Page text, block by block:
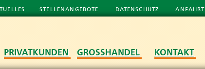
STELLENANGEBOTE DATENSCHUTZ ANFAHRT
PRIVATKUNDEN GROSSHANDEL KONTAKT